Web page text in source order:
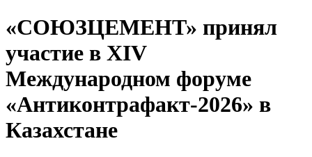
«СОЮЗЦЕМЕНТ» принял
участие в XIV
Международном форуме
«Антиконтрафакт-2026» в
Казахстане